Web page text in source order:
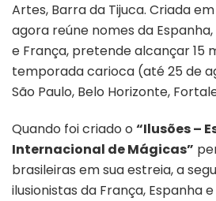
Artes, Barra da Tijuca. Criada
agora reúne nomes da Espanha,
e França, pretende alcançar 15
temporada carioca (até 25 de
São Paulo, Belo Horizonte,
Quando foi criado o “Ilusões –
Internacional de Mágicas”
brasileiras em sua estreia, a
ilusionistas da França, Espanha